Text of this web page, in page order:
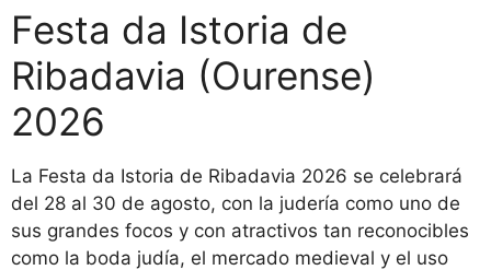
Festa da Istoria de
Ribadavia (Ourense)
2026
La Festa da Istoria de Ribadavia 2026 se celebrará
del 28 al 30 de agosto, con la judería como uno de
sus grandes focos y con atractivos tan reconocibles
como la boda judía, el mercado medieval y el uso